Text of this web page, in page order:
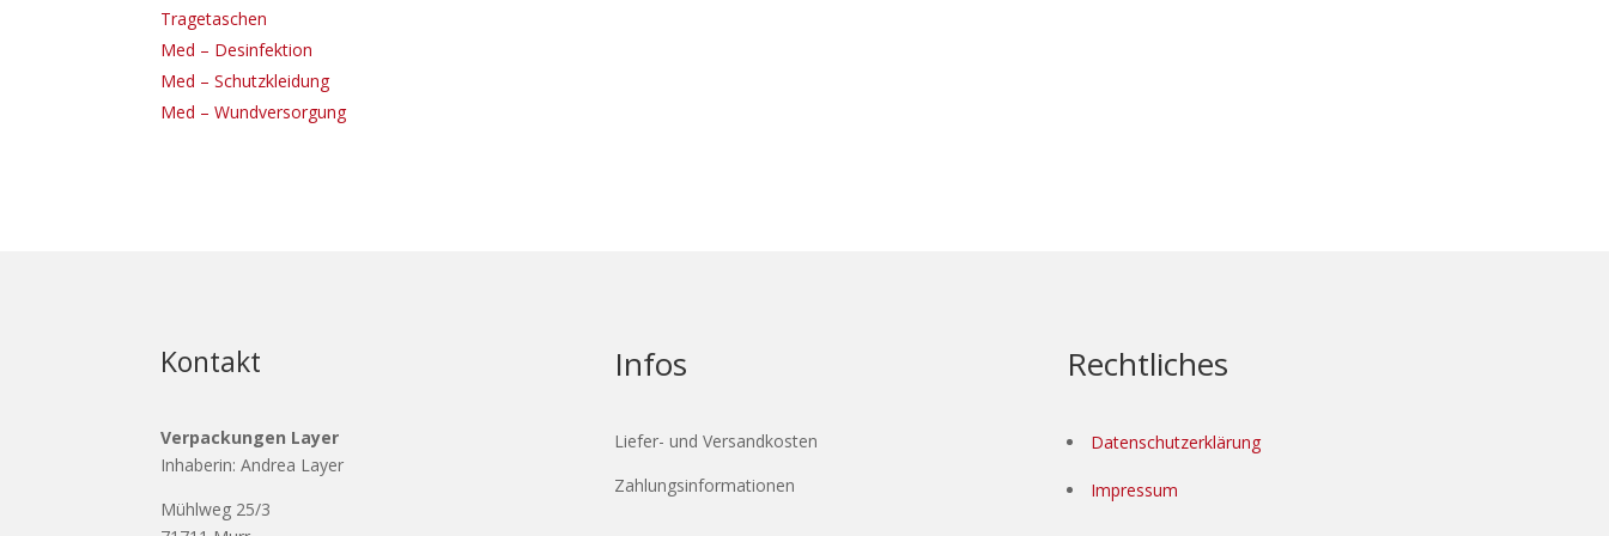
Tragetaschen
Med – Desinfektion
Med – Schutzkleidung
Med – Wundversorgung
Kontakt
Verpackungen Layer
Inhaberin: Andrea Layer
Mühlweg 25/3
Infos
Liefer- und Versandkosten
Zahlungsinformationen
Rechtliches
Datenschutzerklärung
Impressum